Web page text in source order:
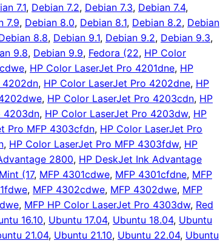
7.1, Debian 7.2, Debian 7.3, Debian 7.4
7.9, Debian 8.0, Debian 8.1, Debian 8.2, Debian
8.8, Debian 9.1, Debian 9.2, Debian 9.3
9.8, Debian 9.9, Fedora (22, HP Color
, HP Color LaserJet Pro 4201dne, HP
4202dn, HP Color LaserJet Pro 4202dne, HP
, HP Color LaserJet Pro 4203cdn, HP
4203dn, HP Color LaserJet Pro 4203dw, HP
Pro MFP 4303cfdn, HP Color LaserJet Pro
, HP Color LaserJet Pro MFP 4303fdw, HP
2800, HP DeskJet Ink Advantage
(17, MFP 4301cdwe, MFP 4301cfdne, MFP
, MFP 4302cdwe, MFP 4302dwe, MFP
, MFP HP Color LaserJet Pro 4303dw, Red
16.10, Ubuntu 17.04, Ubuntu 18.04, Ubuntu
21.04, Ubuntu 21.10, Ubuntu 22.04, Ubuntu